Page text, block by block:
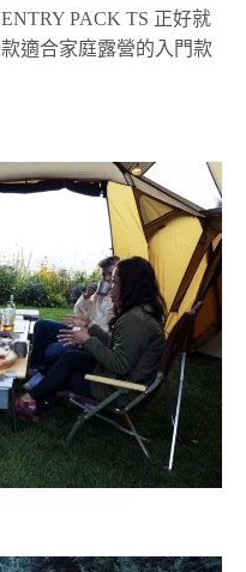
PACK TS 正好就
適合家庭露營的入門款